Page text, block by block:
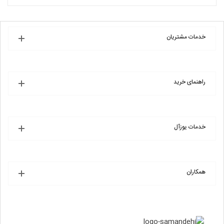
خدمات مشتریان
راهنمای خرید
خدمات یوزآل
همکاران